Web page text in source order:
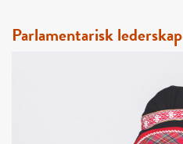
Parlamentarisk lederskap